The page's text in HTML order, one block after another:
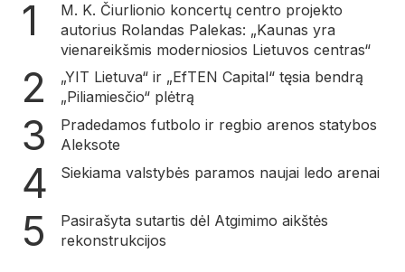
M. K. Čiurlionio koncertų centro projekto
autorius Rolandas Palekas: „Kaunas yra
vienareikšmis moderniosios Lietuvos centras“
„YIT Lietuva“ ir „EfTEN Capital“ tęsia bendrą
„Piliamiesčio“ plėtrą
Pradedamos futbolo ir regbio arenos statybos
Aleksote
Siekiama valstybės paramos naujai ledo arenai
Pasirašyta sutartis dėl Atgimimo aikštės
rekonstrukcijos